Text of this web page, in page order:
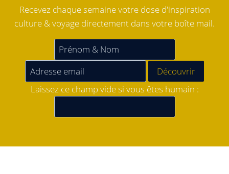
Recevez chaque semaine votre dose d'inspiration
culture & voyage directement dans votre boîte mail.
Laissez ce champ vide si vous êtes humain :